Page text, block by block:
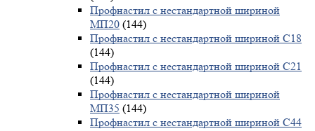
Профнастил с нестандартной шириной
МП20 (144)
Профнастил с нестандартной шириной С18
(144)
Профнастил с нестандартной шириной С21
(144)
Профнастил с нестандартной шириной
МП35 (144)
Профнастил с нестандартной шириной С44